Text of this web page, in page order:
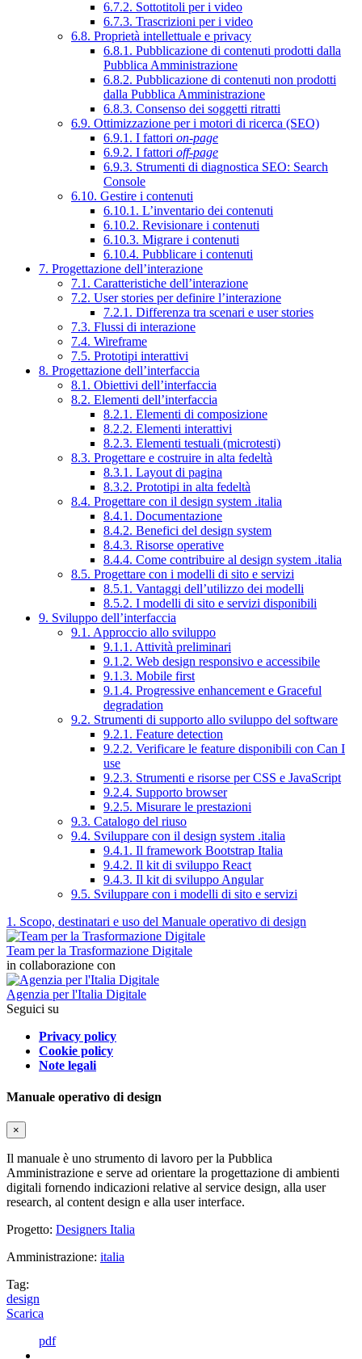
6.7.2. Sottotitoli per i video
6.7.3. Trascrizioni per i video
6.8. Proprietà intellettuale e privacy
6.8.1. Pubblicazione di contenuti prodotti dalla
Pubblica Amministrazione
6.8.2. Pubblicazione di contenuti non prodotti
dalla Pubblica Amministrazione
6.8.3. Consenso dei soggetti ritratti
6.9. Ottimizzazione per i motori di ricerca (SEO)
6.9.1. I fattori on-page
6.9.2. I fattori off-page
6.9.3. Strumenti di diagnostica SEO: Search
Console
6.10. Gestire i contenuti
6.10.1. L’inventario dei contenuti
6.10.2. Revisionare i contenuti
6.10.3. Migrare i contenuti
6.10.4. Pubblicare i contenuti
7. Progettazione dell’interazione
7.1. Caratteristiche dell’interazione
7.2. User stories per definire l’interazione
7.2.1. Differenza tra scenari e user stories
7.3. Flussi di interazione
7.4. Wireframe
7.5. Prototipi interattivi
8. Progettazione dell’interfaccia
8.1. Obiettivi dell’interfaccia
8.2. Elementi dell’interfaccia
8.2.1. Elementi di composizione
8.2.2. Elementi interattivi
8.2.3. Elementi testuali (microtesti)
8.3. Progettare e costruire in alta fedeltà
8.3.1. Layout di pagina
8.3.2. Prototipi in alta fedeltà
8.4. Progettare con il design system .italia
8.4.1. Documentazione
8.4.2. Benefici del design system
8.4.3. Risorse operative
8.4.4. Come contribuire al design system .italia
8.5. Progettare con i modelli di sito e servizi
8.5.1. Vantaggi dell’utilizzo dei modelli
8.5.2. I modelli di sito e servizi disponibili
9. Sviluppo dell’interfaccia
9.1. Approccio allo sviluppo
9.1.1. Attività preliminari
9.1.2. Web design responsivo e accessibile
9.1.3. Mobile first
9.1.4. Progressive enhancement e Graceful
degradation
9.2. Strumenti di supporto allo sviluppo del software
9.2.1. Feature detection
9.2.2. Verificare le feature disponibili con Can I
use
9.2.3. Strumenti e risorse per CSS e JavaScript
9.2.4. Supporto browser
9.2.5. Misurare le prestazioni
9.3. Catalogo del riuso
9.4. Sviluppare con il design system .italia
9.4.1. Il framework Bootstrap Italia
9.4.2. Il kit di sviluppo React
9.4.3. Il kit di sviluppo Angular
9.5. Sviluppare con i modelli di sito e servizi
1. Scopo, destinatari e uso del Manuale operativo di design
Team per la Trasformazione Digitale
in collaborazione con
Agenzia per l'Italia Digitale
Seguici su
Privacy policy
Cookie policy
Note legali
Manuale operativo di design
×
Il manuale è uno strumento di lavoro per la Pubblica
Amministrazione e serve ad orientare la progettazione di ambienti
digitali fornendo indicazioni relative al service design, alla user
research, al content design e alla user interface.
Progetto: Designers Italia
Amministrazione: italia
Tag:
design
Scarica
pdf